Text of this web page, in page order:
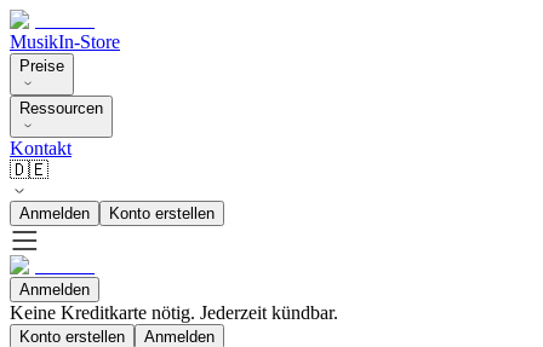
MusikIn-Store
Preise
Ressourcen
Kontakt
🇩🇪
Anmelden Konto erstellen
Anmelden
Keine Kreditkarte nötig. Jederzeit kündbar.
Konto erstellen Anmelden